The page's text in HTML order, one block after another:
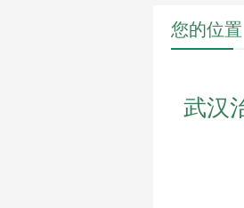
您的位置
武汉